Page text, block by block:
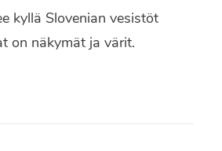
kyllä Slovenian vesistöt
on näkymät ja värit.